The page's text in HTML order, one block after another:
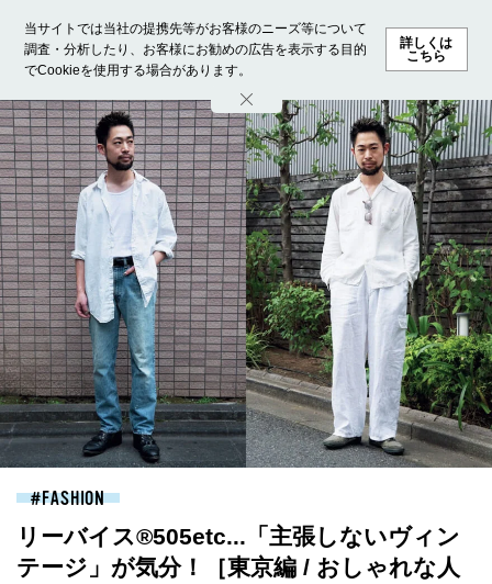
当サイトでは当社の提携先等がお客様のニーズ等について
調査・分析したり、お客様にお勧めの広告を表示する目的
でCookieを使用する場合があります。
詳しくは
こちら
ホーム モデル募集 ランキング ファッション ビューテ
FASHION
リーバイス®︎505etc...「主張しないヴィン
テージ」が気分！［東京編 / おしゃれな人